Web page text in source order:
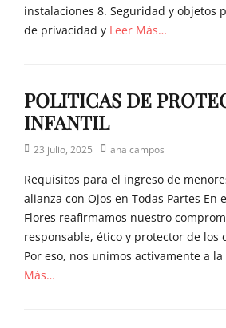
instalaciones 8. Seguridad y objetos
de privacidad y Leer Más…
POLITICAS DE
INFANTIL
Posted
23 julio, 2025 Author
ana campos
Requisitos para el ingreso de
alianza con Ojos en Todas Partes En
Flores reafirmamos nuestro
responsable, ético y protector de los
Por eso, nos unimos activamente a
Más…